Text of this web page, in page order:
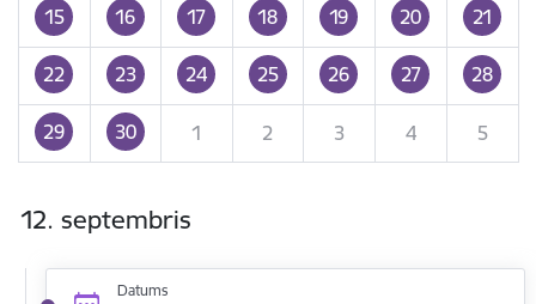
15 16 17 18 19 20 21
22 23 24 25 26 27 28
29 30 1 2 3 4 5
12. septembris
Datums